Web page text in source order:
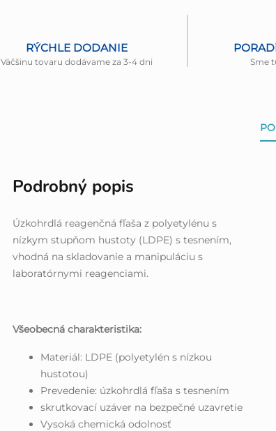
RÝCHLE DODANIE
Väčšinu tovaru dodávame za 3-4 dni Sme
Podrobný popis
Úzkohrdlá reagenčná fľaša z polyetylénu s
nízkym stupňom hustoty (LDPE) s tesnením,
vhodná na skladovanie a manipuláciu s
laboratórnymi reagenciami.
Všeobecná charakteristika:
Materiál: LDPE (polyetylén s nízkou
hustotou)
Prevedenie: úzkohrdlá fľaša s tesnením
skrutkovací uzáver na bezpečné uzavretie
Vysoká chemická odolnosť